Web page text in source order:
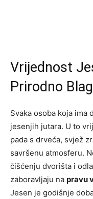
Vrijednost
Prirodno
Svaka osoba koja
jesenjih jutara. U to
pada s drveća, svjež
savršenu atmosferu.
čišćenju dvorišta i
zaboravljaju na pravu
Jesen je godišnje